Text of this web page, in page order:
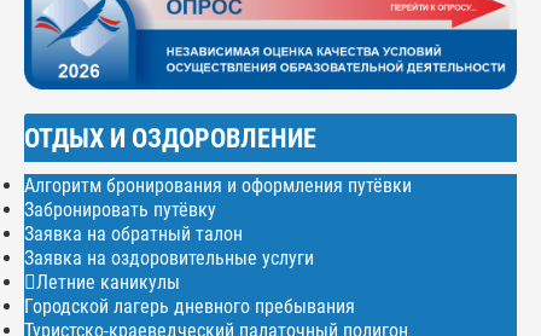
ОТДЫХ И ОЗДОРОВЛЕНИЕ
Алгоритм бронирования и оформления путёвки
Забронировать путёвку
Заявка на обратный талон
Заявка на оздоровительные услуги
Летние каникулы
Городской лагерь дневного пребывания
Туристско-краеведческий палаточный полигон